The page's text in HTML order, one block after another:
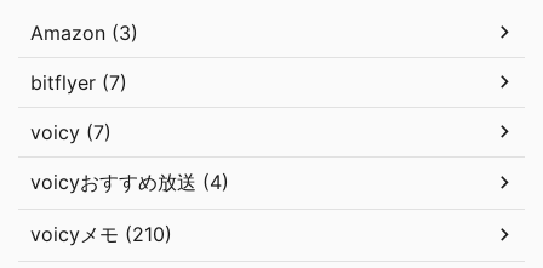
Amazon (3)
bitflyer (7)
voicy (7)
voicyおすすめ放送 (4)
voicyメモ (210)